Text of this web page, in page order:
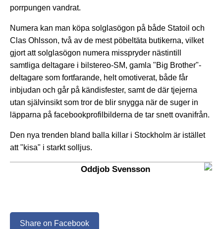
porrpungen vandrat.
Numera kan man köpa solglasögon på både Statoil och
Clas Ohlsson, två av de mest pöbeltäta butikerna, vilket
gjort att solglasögon numera misspryder nästintill
samtliga deltagare i bilstereo-SM, gamla "Big Brother"-
deltagare som fortfarande, helt omotiverat, både får
inbjudan och går på kändisfester, samt de där tjejerna
utan självinsikt som tror de blir snygga när de suger in
läpparna på facebookprofilbilderna de tar snett ovanifrån.
Den nya trenden bland balla killar i Stockholm är istället
att "kisa" i starkt solljus.
Oddjob Svensson
Share on Facebook